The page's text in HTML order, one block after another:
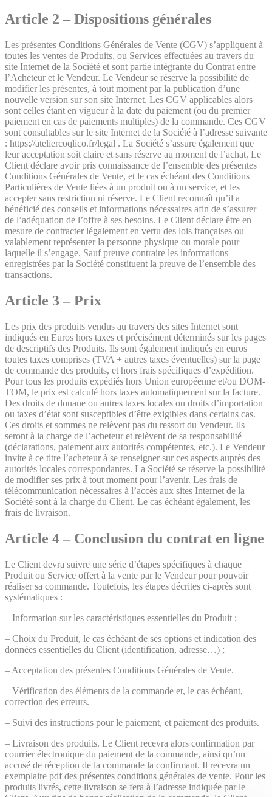
Article 2 – Dispositions générales
Les présentes Conditions Générales de Vente (CGV) s’appliquent à
toutes les ventes de Produits, ou Services effectuées au travers du
site Internet de la Société et sont partie intégrante du Contrat entre
l’Acheteur et le Vendeur. Le Vendeur se réserve la possibilité de
modifier les présentes, à tout moment par la publication d’une
nouvelle version sur son site Internet. Les CGV applicables alors
sont celles étant en vigueur à la date du paiement (ou du premier
paiement en cas de paiements multiples) de la commande. Ces CGV
sont consultables sur le site Internet de la Société à l’adresse suivante
: https://ateliercoqlico.fr/legal . La Société s’assure également que
leur acceptation soit claire et sans réserve au moment de l’achat. Le
Client déclare avoir pris connaissance de l’ensemble des présentes
Conditions Générales de Vente, et le cas échéant des Conditions
Particulières de Vente liées à un produit ou à un service, et les
accepter sans restriction ni réserve. Le Client reconnaît qu’il a
bénéficié des conseils et informations nécessaires afin de s’assurer
de l’adéquation de l’offre à ses besoins. Le Client déclare être en
mesure de contracter légalement en vertu des lois françaises ou
valablement représenter la personne physique ou morale pour
laquelle il s’engage. Sauf preuve contraire les informations
enregistrées par la Société constituent la preuve de l’ensemble des
transactions.
Article 3 – Prix
Les prix des produits vendus au travers des sites Internet sont
indiqués en Euros hors taxes et précisément déterminés sur les pages
de descriptifs des Produits. Ils sont également indiqués en euros
toutes taxes comprises (TVA + autres taxes éventuelles) sur la page
de commande des produits, et hors frais spécifiques d’expédition.
Pour tous les produits expédiés hors Union européenne et/ou DOM-
TOM, le prix est calculé hors taxes automatiquement sur la facture.
Des droits de douane ou autres taxes locales ou droits d’importation
ou taxes d’état sont susceptibles d’être exigibles dans certains cas.
Ces droits et sommes ne relèvent pas du ressort du Vendeur. Ils
seront à la charge de l’acheteur et relèvent de sa responsabilité
(déclarations, paiement aux autorités compétentes, etc.). Le Vendeur
invite à ce titre l’acheteur à se renseigner sur ces aspects auprès des
autorités locales correspondantes. La Société se réserve la possibilité
de modifier ses prix à tout moment pour l’avenir. Les frais de
télécommunication nécessaires à l’accès aux sites Internet de la
Société sont à la charge du Client. Le cas échéant également, les
frais de livraison.
Article 4 – Conclusion du contrat en ligne
Le Client devra suivre une série d’étapes spécifiques à chaque
Produit ou Service offert à la vente par le Vendeur pour pouvoir
réaliser sa commande. Toutefois, les étapes décrites ci-après sont
systématiques :
– Information sur les caractéristiques essentielles du Produit ;
– Choix du Produit, le cas échéant de ses options et indication des
données essentielles du Client (identification, adresse…) ;
– Acceptation des présentes Conditions Générales de Vente.
– Vérification des éléments de la commande et, le cas échéant,
correction des erreurs.
– Suivi des instructions pour le paiement, et paiement des produits.
– Livraison des produits. Le Client recevra alors confirmation par
courrier électronique du paiement de la commande, ainsi qu’un
accusé de réception de la commande la confirmant. Il recevra un
exemplaire pdf des présentes conditions générales de vente. Pour les
produits livrés, cette livraison se fera à l’adresse indiquée par le